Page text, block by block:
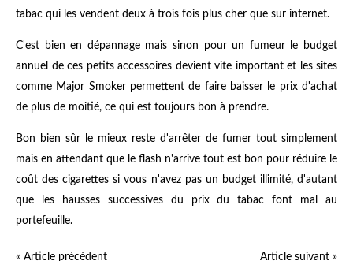
tabac qui les vendent deux à trois fois plus cher que sur internet.
C'est bien en dépannage mais sinon pour un fumeur le budget
annuel de ces petits accessoires devient vite important et les sites
comme Major Smoker permettent de faire baisser le prix d'achat
de plus de moitié, ce qui est toujours bon à prendre.
Bon bien sûr le mieux reste d'arrêter de fumer tout simplement
mais en attendant que le flash n'arrive tout est bon pour réduire le
coût des cigarettes si vous n'avez pas un budget illimité, d'autant
que les hausses successives du prix du tabac font mal au
portefeuille.
« Article précédent Article suivant »